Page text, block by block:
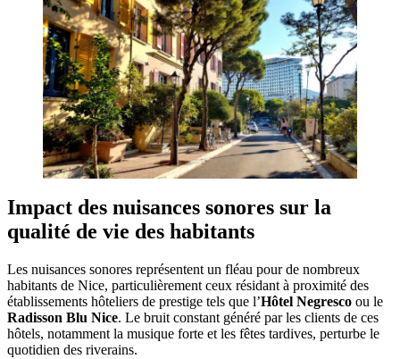
Impact des nuisances sonores sur la
qualité de vie des habitants
Les nuisances sonores représentent un fléau pour de nombreux
habitants de Nice, particulièrement ceux résidant à proximité des
établissements hôteliers de prestige tels que l’Hôtel Negresco ou le
Radisson Blu Nice. Le bruit constant généré par les clients de ces
hôtels, notamment la musique forte et les fêtes tardives, perturbe le
quotidien des riverains.